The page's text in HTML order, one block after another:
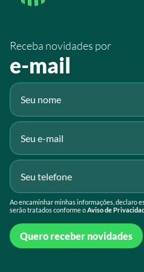
/SistemaFaeg
Receba novidades por
e-mail
Ao encaminhar minhas informações, declaro
serão tratados conforme oAviso de
Quero receber novidades